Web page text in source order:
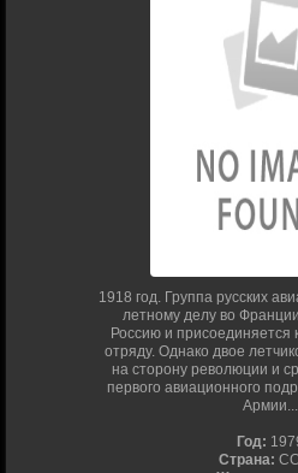
1918 год. Группа русских
летному делу во
Россию и присоединяется
отряду. Однако двое
на сторону революции и
первого авиационного
Армии...
Год:
Страна: